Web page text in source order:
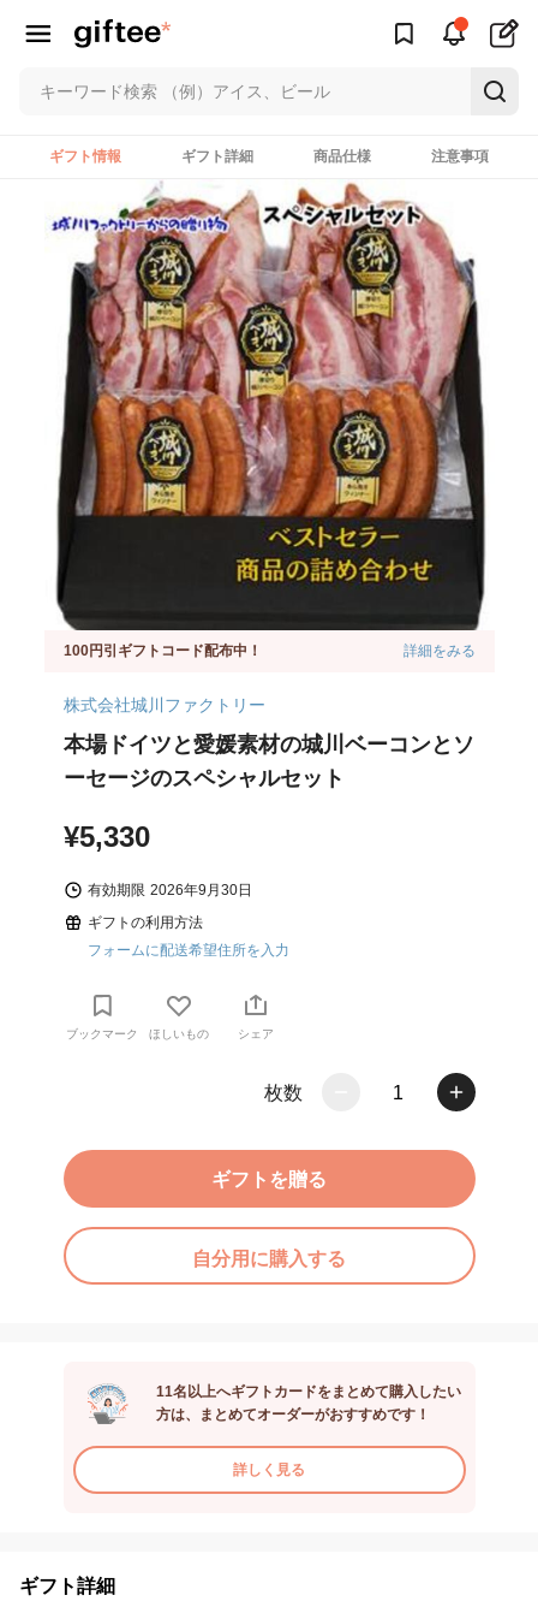
ギフト情報 ギフト詳細 商品仕様 注意事項
100円引ギフトコード配布中！ 詳細をみる
株式会社城川ファクトリー
本場ドイツと愛媛素材の城川ベーコンとソ
ーセージのスペシャルセット
¥5,330
有効期限 2026年9月30日
ギフトの利用方法
フォームに配送希望住所を入力
ブックマーク ほしいもの シェア
枚数 1
ギフトを贈る
自分用に購入する
11名以上へギフトカードをまとめて購入したい
方は、まとめてオーダーがおすすめです！
詳しく見る
ギフト詳細